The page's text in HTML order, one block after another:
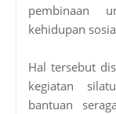
pembinaan
kehidupan
Hal tersebut
kegiatan
bantuan